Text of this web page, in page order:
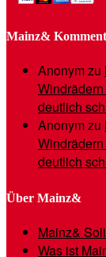
Mainz&
Anonymzu
deutlich
Anonymzu
deutlich
Über Mainz&
Mainz&
Was ist